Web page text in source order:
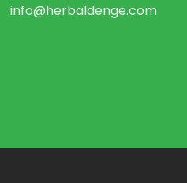
info@herbaldenge.com